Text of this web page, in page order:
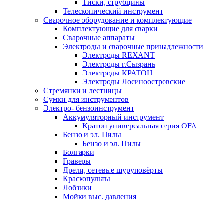
Тиски, струбцины
Телескопический инструмент
Сварочное оборудование и комплектующие
Комплектующие для сварки
Сварочные аппараты
Электроды и сварочные принадлежности
Электроды REXANT
Электроды г.Сызрань
Электроды КРАТОН
Электроды Лосиноостровские
Стремянки и лестницы
Сумки для инструментов
Электро- бензоинструмент
Аккумуляторный инструмент
Кратон универсальная серия OFA
Бензо и эл. Пилы
Бензо и эл. Пилы
Болгарки
Граверы
Дрели, сетевые шуруповёрты
Краскопульты
Лобзики
Мойки выс. давления